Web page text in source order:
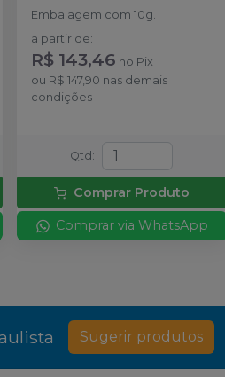
Embalagem com 10g.
a partir de:
R$ 143,46 no Pix
ou R$ 147,90 nas demais
condições
Qtd :
Comprar Produto
Comprar via WhatsApp
Sugerir produtos